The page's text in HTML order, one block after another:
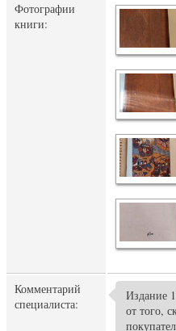
Фотографии
книги:
Комментарий
специалиста:
Издание
от того,